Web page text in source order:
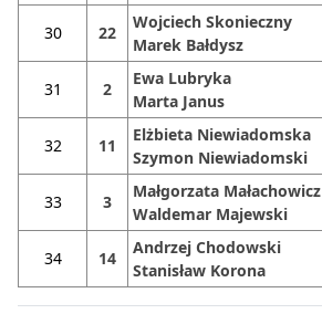
30 22
Wojciech Skonieczny
Marek Bałdysz
31 2
Ewa Lubryka
Marta Janus
32 11
Elżbieta Niewiadomska
Szymon Niewiadomski
33 3
Małgorzata Małachowicz
Waldemar Majewski
34 14
Andrzej Chodowski
Stanisław Korona